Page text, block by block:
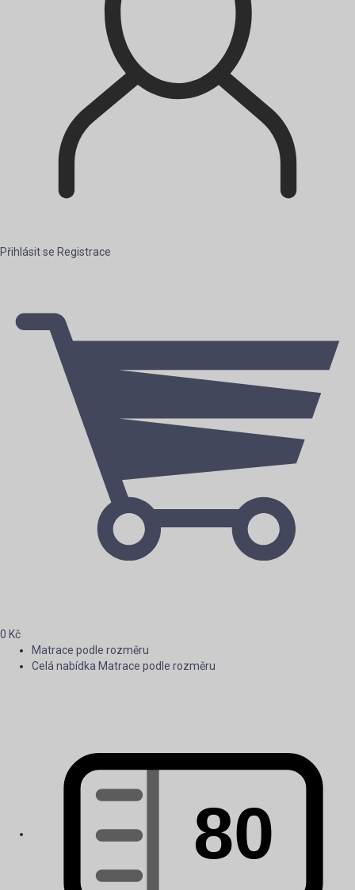
Přihlásit se Registrace
0 Kč
Matrace podle rozměru
Celá nabídka Matrace podle rozměru